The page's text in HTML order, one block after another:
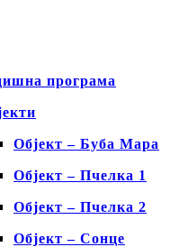
програма
Објект – Буба Мара
Објект – Пчелка 1
Објект – Пчелка 2
Објект – Сонце